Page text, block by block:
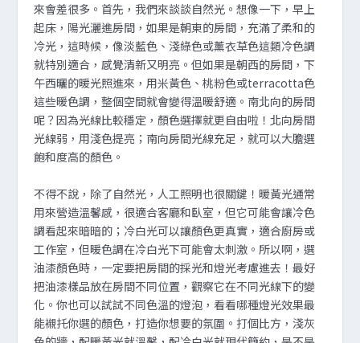
來會差很多。首先，我們來談談自然光。想像一下，早上
起床，陽光灑進房間，如果是朝東的房間，充滿了柔和的
冷光，這時候，像淡藍色、淺綠色或薰衣草色這類冷色調
就特別適合，感覺清新又明亮。但如果是朝西的房間，下
午西曬的暖光照進來，用米黃色、桃粉色或terracotta色
這些暖色調，整個空間就會變得溫暖舒適。南北向的房間
呢？因為光線比較穩定，顏色選擇就更自由啦！北向房間
光線弱，用淺色提亮；南向房間光線充足，就可以大膽選
飽和度高的顏色。
不得不說，除了自然光，人工照明也很關鍵！暖黃光通常
用來營造溫馨感，很適合客廳和臥室，但它可能會讓冷色
調看起來暗暗的；冷白光可以讓顏色更真實，適合廚房或
工作室，但暖色調在冷白光下可能會太刺激。所以啊，選
油漆顏色時，一定要把房間的採光和燈光考慮進去！最好
把油漆樣品放在房間不同位置，觀察它在不同光線下的變
化。你也可以試試不同色溫的燈泡，看看哪種燈光效果最
能襯托你選的顏色，打造你想要的氛圍。打個比方，淺灰